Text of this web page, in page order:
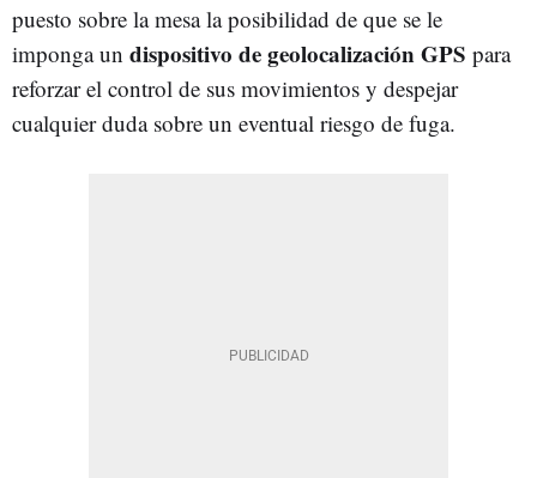
puesto sobre la mesa la posibilidad de que se le
imponga un dispositivo de geolocalización GPS para
reforzar el control de sus movimientos y despejar
cualquier duda sobre un eventual riesgo de fuga.